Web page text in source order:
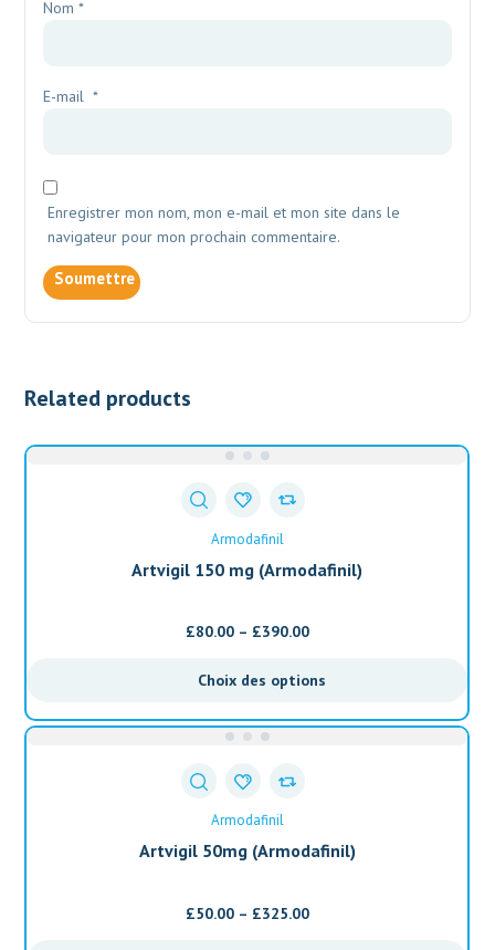
Nom*
E-mail*
Enregistrer mon nom, mon e-mail et mon site dans le
navigateur pour mon prochain commentaire.
Related products
Armodafinil
Artvigil 150 mg (Armodafinil)
£80.00– £390.00
Choix des options
Armodafinil
Artvigil 50mg (Armodafinil)
£50.00– £325.00